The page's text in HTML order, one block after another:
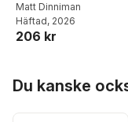
Matt Dinniman
Häftad, 2026
206 kr
Du kanske